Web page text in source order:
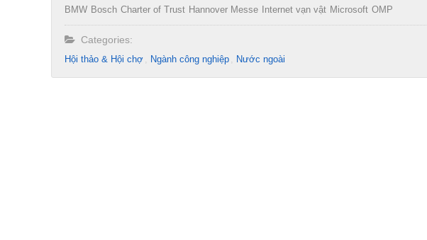
BMW Bosch Charter of Trust Hannover Messe Internet vạn vật Microsoft OMP
Categories:
Hội thảo & Hội chợ Ngành công nghiệp Nước ngoài